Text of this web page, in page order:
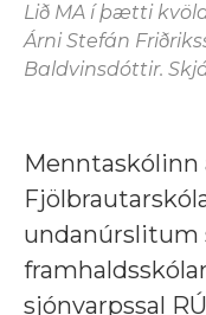
Lið MA í þætti
Árni Stefán
Baldvinsdóttir.
Menntaskólinn
undanúrslitum
sjónvarpssal